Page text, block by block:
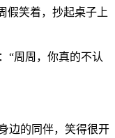
假笑着，抄起桌子上
“周周，你真的不认
边的同伴，笑得很开